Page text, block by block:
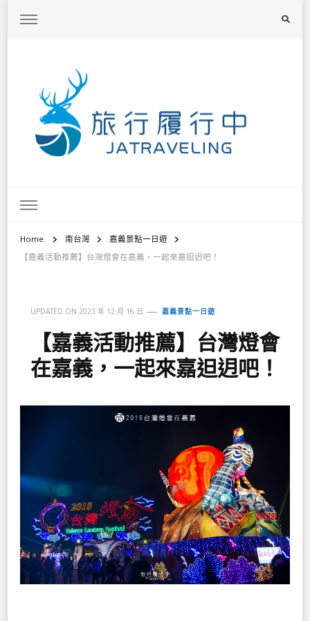
Home 南台灣
嘉義景點一日遊
【嘉義活動推薦】台灣燈會在嘉義，一起來嘉𨑨迌吧！
UPDATED ON 2023 年 12 月 16 日 嘉義景點一日遊
【嘉義活動推薦】台灣燈會
在嘉義，一起來嘉𨑨迌吧！